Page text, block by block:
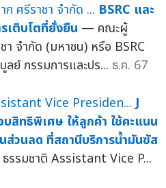
BSRC และ
เติบโตที่ยั่งยืน — คณะผู้
า จำกัด (มหาชน) หรือ BSRC
ย์ กรรมการและปร... ธ.ค. 67
J
สิทธิพิเศษ ให้ลูกค้า ใช้คะแนน
ส่วนลด ที่สถานีบริการน้ำมันซัส
รมชาติ Assistant Vice P...